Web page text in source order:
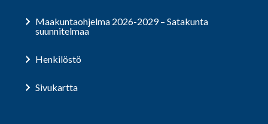
Maakuntaohjelma 2026-2029 – Satakunta
suunnitelmaa
Henkilöstö
Sivukartta